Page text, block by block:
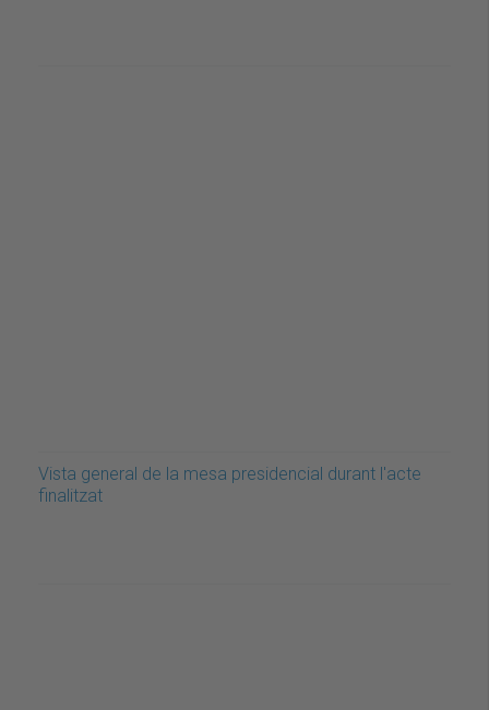
Vista general de la mesa presidencial durant l'acte
finalitzat